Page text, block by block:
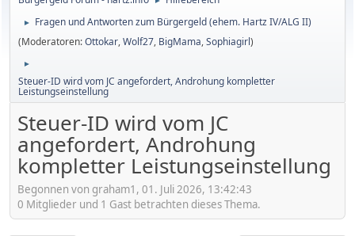
►
Fragen und Antworten zum Bürgergeld (ehem. Hartz IV/ALG II)
(Moderatoren:Ottokar,Wolf27, BigMama,Sophiagirl)
►
Steuer-ID wird vom JC angefordert, Androhung kompletter
Leistungseinstellung
Steuer-ID wird vom JC
angefordert, Androhung
kompletter Leistungseinstellung
Begonnen von graham1, 01. Juli 2026, 13:42:43
0 Mitglieder und 1 Gast betrachten dieses Thema.